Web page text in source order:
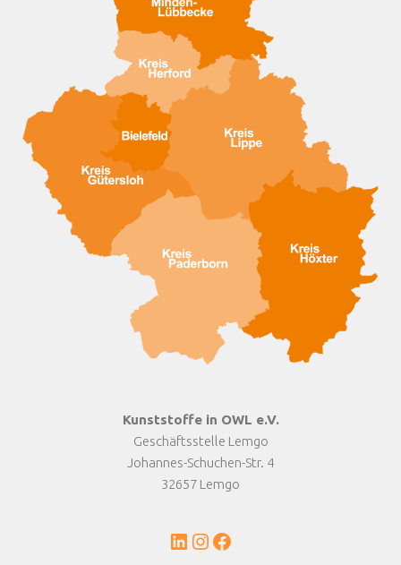
Kunststoffe in OWL e.V.
Geschäftsstelle Lemgo
Johannes-Schuchen-Str. 4
32657 Lemgo
LinkedIn
Instagram
Facebook